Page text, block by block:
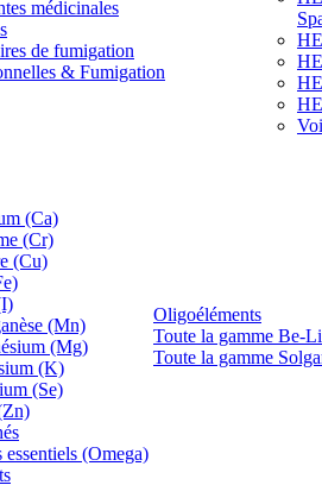
médicinales
de fumigation
& Fumigation
(Ca)
(Cr)
(Cu)
(Mn)
(Mg)
(K)
(Se)
essentiels (Omega)
Oligoéléments
Toute la gamme Be-
Toute la gamme